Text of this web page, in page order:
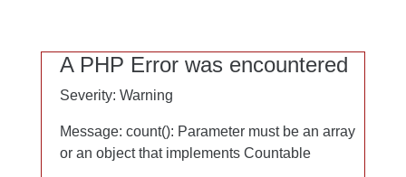
Mikroplastik
Silikone
A PHP Error was encountered
Severity: Warning
Message: count(): Parameter must be an array
or an object that implements Countable
A PHP Error was encountered
Severity: Warning
Message: count(): Parameter must be an array
or an object that implements Countable